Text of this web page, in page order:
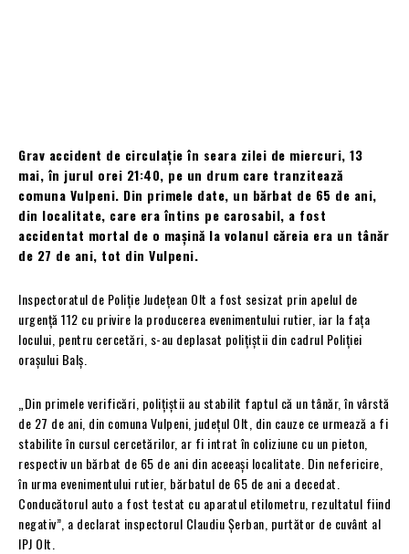
Grav accident de circulație în seara zilei de miercuri, 13
mai, în jurul orei 21:40, pe un drum care tranzitează
comuna Vulpeni. Din primele date, un bărbat de 65 de ani,
din localitate, care era întins pe carosabil, a fost
accidentat mortal de o mașină la volanul căreia era un tânăr
de 27 de ani, tot din Vulpeni.
Inspectoratul de Poliție Județean Olt a fost sesizat prin apelul de
urgență 112 cu privire la producerea evenimentului rutier, iar la fața
locului, pentru cercetări, s-au deplasat polițiștii din cadrul Poliției
orașului Balș.
„Din primele verificări, polițiștii au stabilit faptul că un tânăr, în vârstă
de 27 de ani, din comuna Vulpeni, județul Olt, din cauze ce urmează a fi
stabilite în cursul cercetărilor, ar fi intrat în coliziune cu un pieton,
respectiv un bărbat de 65 de ani din aceeași localitate. Din nefericire,
în urma evenimentului rutier, bărbatul de 65 de ani a decedat.
Conducătorul auto a fost testat cu aparatul etilometru, rezultatul fiind
negativ”, a declarat inspectorul Claudiu Șerban, purtător de cuvânt al
IPJ Olt.